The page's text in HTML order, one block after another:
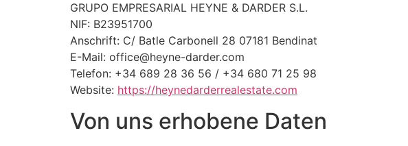
GRUPO EMPRESARIAL HEYNE & DARDER S.L.
NIF: B23951700
Anschrift: C/ Batle Carbonell 28 07181 Bendinat
E-Mail: office@heyne-darder.com
Telefon: +34 689 28 36 56 / +34 680 71 25 98
Website: https://heynedarderrealestate.com
Von uns erhobene Daten